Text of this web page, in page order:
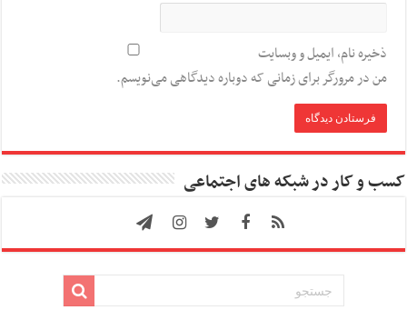
ذخیره نام، ایمیل و وبسایت
من در مرورگر برای زمانی که دوباره دیدگاهی می‌نویسم.
کسب و کار در شبکه های اجتماعی